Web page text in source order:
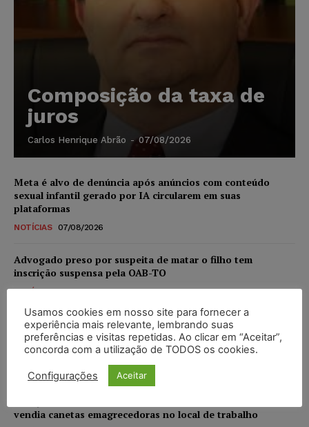
Composição da taxa de
juros
Carlos Henrique Abrão - 07/08/2026
Meta é alvo de denúncia após anúncios com conteúdo
sexual infantil gerado por IA circularem em suas
plataformas
NOTÍCIAS 07/08/2026
Advogado preso por suspeita de matar o filho tem
inscrição suspensa pela OAB-TO
NOTÍCIAS 07/08/2026
STF amplia isenção de IBS e CBS na compra de veículos
novos para pessoas com deficiência e autistas de todos os
níveis
vendia canetas emagrecedoras no local de trabalho
Usamos cookies em nosso site para fornecer a
experiência mais relevante, lembrando suas
preferências e visitas repetidas. Ao clicar em “Aceitar”,
concorda com a utilização de TODOS os cookies.
Configurações Aceitar